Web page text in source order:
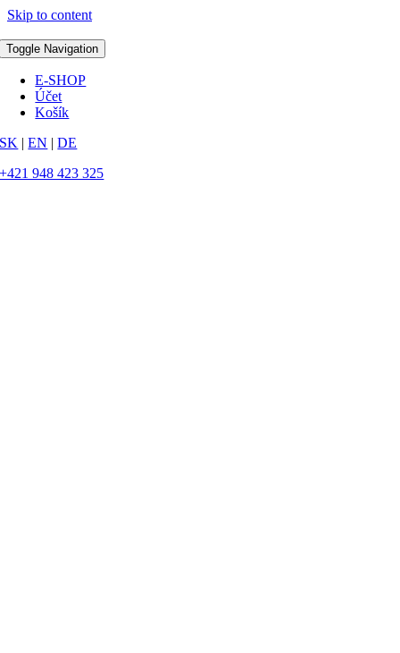
Skip to content
Toggle Navigation
E-SHOP
Účet
Košík
SK |EN |DE
+421 948 423 325